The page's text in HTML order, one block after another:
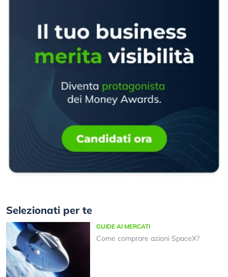
Selezionati per te
GUIDE AI MERCATI
Come comprare azioni SpaceX?